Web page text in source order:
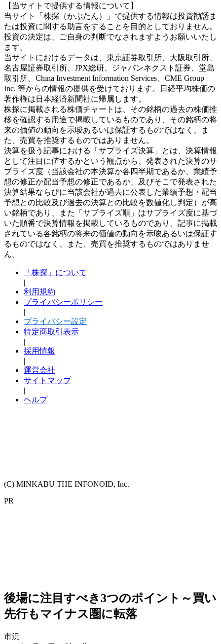
【当サイトで提供する情報について】
当サイト「株探（かぶたん）」で提供する情報は投資勧誘ま
たは投資に関する助言をすることを目的としておりません。
投資の決定は、ご自身の判断でなされますようお願いいたし
ます。
当サイトにおけるデータは、東京証券取引所、大阪取引所、
名古屋証券取引所、JPX総研、ジャパンネクスト証券、堂島
取引所、China Investment Information Services、CME Group
Inc. 等からの情報の提供を受けております。日経平均株価の
著作権は日本経済新聞社に帰属します。
株探に掲載される株価チャートは、その銘柄の過去の株価推
移を確認する用途で掲載しているものであり、その銘柄の将
来の価値の動向を示唆あるいは保証するものではなく、ま
た、売買を推奨するものではありません。
決算を扱う記事における「サプライズ決算」とは、決算情報
として注目に値するかという観点から、発表された決算のサ
プライズ度（当該会社の本決算か各四半期であるか、業績予
想の修正か配当予想の修正であるか、及びそこで発表された
決算結果ならびに当該会社が過去に公表した業績予想・配当
予想との比較及び過去の決算との比較を数値化し判定）が高
い銘柄であり、また「サプライズ順」はサプライズ度に基づ
いた順番で決算情報を掲載しているものであり、記事に掲載
されている各銘柄の将来の価値の動向を示唆あるいは保証す
るものではなく、また、売買を推奨するものではありませ
ん。
「株探」について
|
利用規約
プライバシーポリシー
|
プライバシー設定
特定商取引表示
|
採用情報
|
運営会社
サイトマップ
|
ヘルプ
(C) MINKABU THE INFONOID, Inc.
PR
後場に注目すべき3つのポイント～買い
先行もマイナス圏に転落
市況